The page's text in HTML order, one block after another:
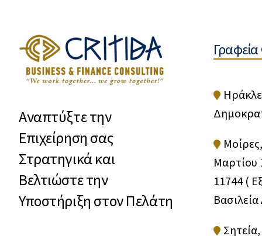
Αναπτύξτε την
Επιχείρηση σας
Στρατηγικά και
Βελτιώστε την
Υποστήριξη στον Πελάτη
Γραφεία
Μαρτίου
11744 (